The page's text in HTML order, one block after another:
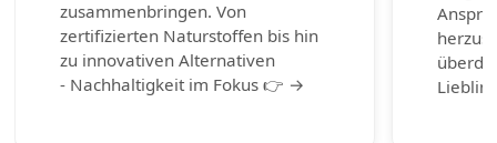
zusammenbringen. Von
zertifizierten Naturstoffen bis hin
zu innovativen Alternativen
- Nachhaltigkeit im Fokus 👉 →